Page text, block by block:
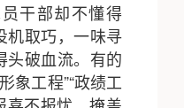
干部却不懂得
机取巧，一味寻
头破血流。有的
象工程”“政绩工